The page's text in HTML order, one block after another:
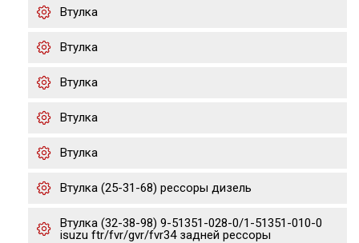
Втулка
Втулка
Втулка
Втулка
Втулка
Втулка (25-31-68) рессоры дизель
Втулка (32-38-98) 9-51351-028-0/1-51351-010-0
isuzu ftr/fvr/gvr/fvr34 задней рессоры